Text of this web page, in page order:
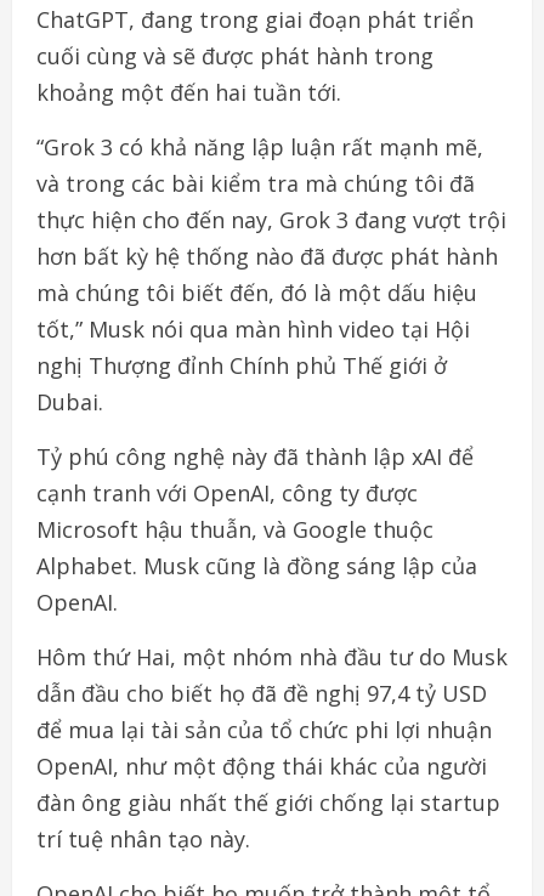
ChatGPT, đang trong giai đoạn phát triển
cuối cùng và sẽ được phát hành trong
khoảng một đến hai tuần tới.
“Grok 3 có khả năng lập luận rất mạnh mẽ,
và trong các bài kiểm tra mà chúng tôi đã
thực hiện cho đến nay, Grok 3 đang vượt trội
hơn bất kỳ hệ thống nào đã được phát hành
mà chúng tôi biết đến, đó là một dấu hiệu
tốt,” Musk nói qua màn hình video tại Hội
nghị Thượng đỉnh Chính phủ Thế giới ở
Dubai.
Tỷ phú công nghệ này đã thành lập xAI để
cạnh tranh với OpenAI, công ty được
Microsoft hậu thuẫn, và Google thuộc
Alphabet. Musk cũng là đồng sáng lập của
OpenAI.
Hôm thứ Hai, một nhóm nhà đầu tư do Musk
dẫn đầu cho biết họ đã đề nghị 97,4 tỷ USD
để mua lại tài sản của tổ chức phi lợi nhuận
OpenAI, như một động thái khác của người
đàn ông giàu nhất thế giới chống lại startup
trí tuệ nhân tạo này.